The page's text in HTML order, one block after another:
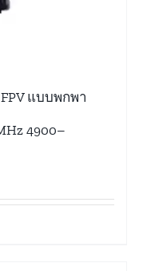
แบบพกพา
4900–